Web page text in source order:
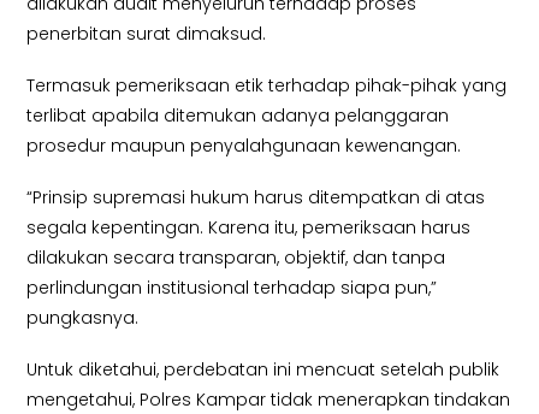
penerbitan surat dimaksud.
Termasuk pemeriksaan etik terhadap pihak-pihak yang
terlibat apabila ditemukan adanya pelanggaran
prosedur maupun penyalahgunaan kewenangan.
“Prinsip supremasi hukum harus ditempatkan di atas
segala kepentingan. Karena itu, pemeriksaan harus
dilakukan secara transparan, objektif, dan tanpa
perlindungan institusional terhadap siapa pun,”
pungkasnya.
Untuk diketahui, perdebatan ini mencuat setelah publik
mengetahui, Polres Kampar tidak menerapkan tindakan